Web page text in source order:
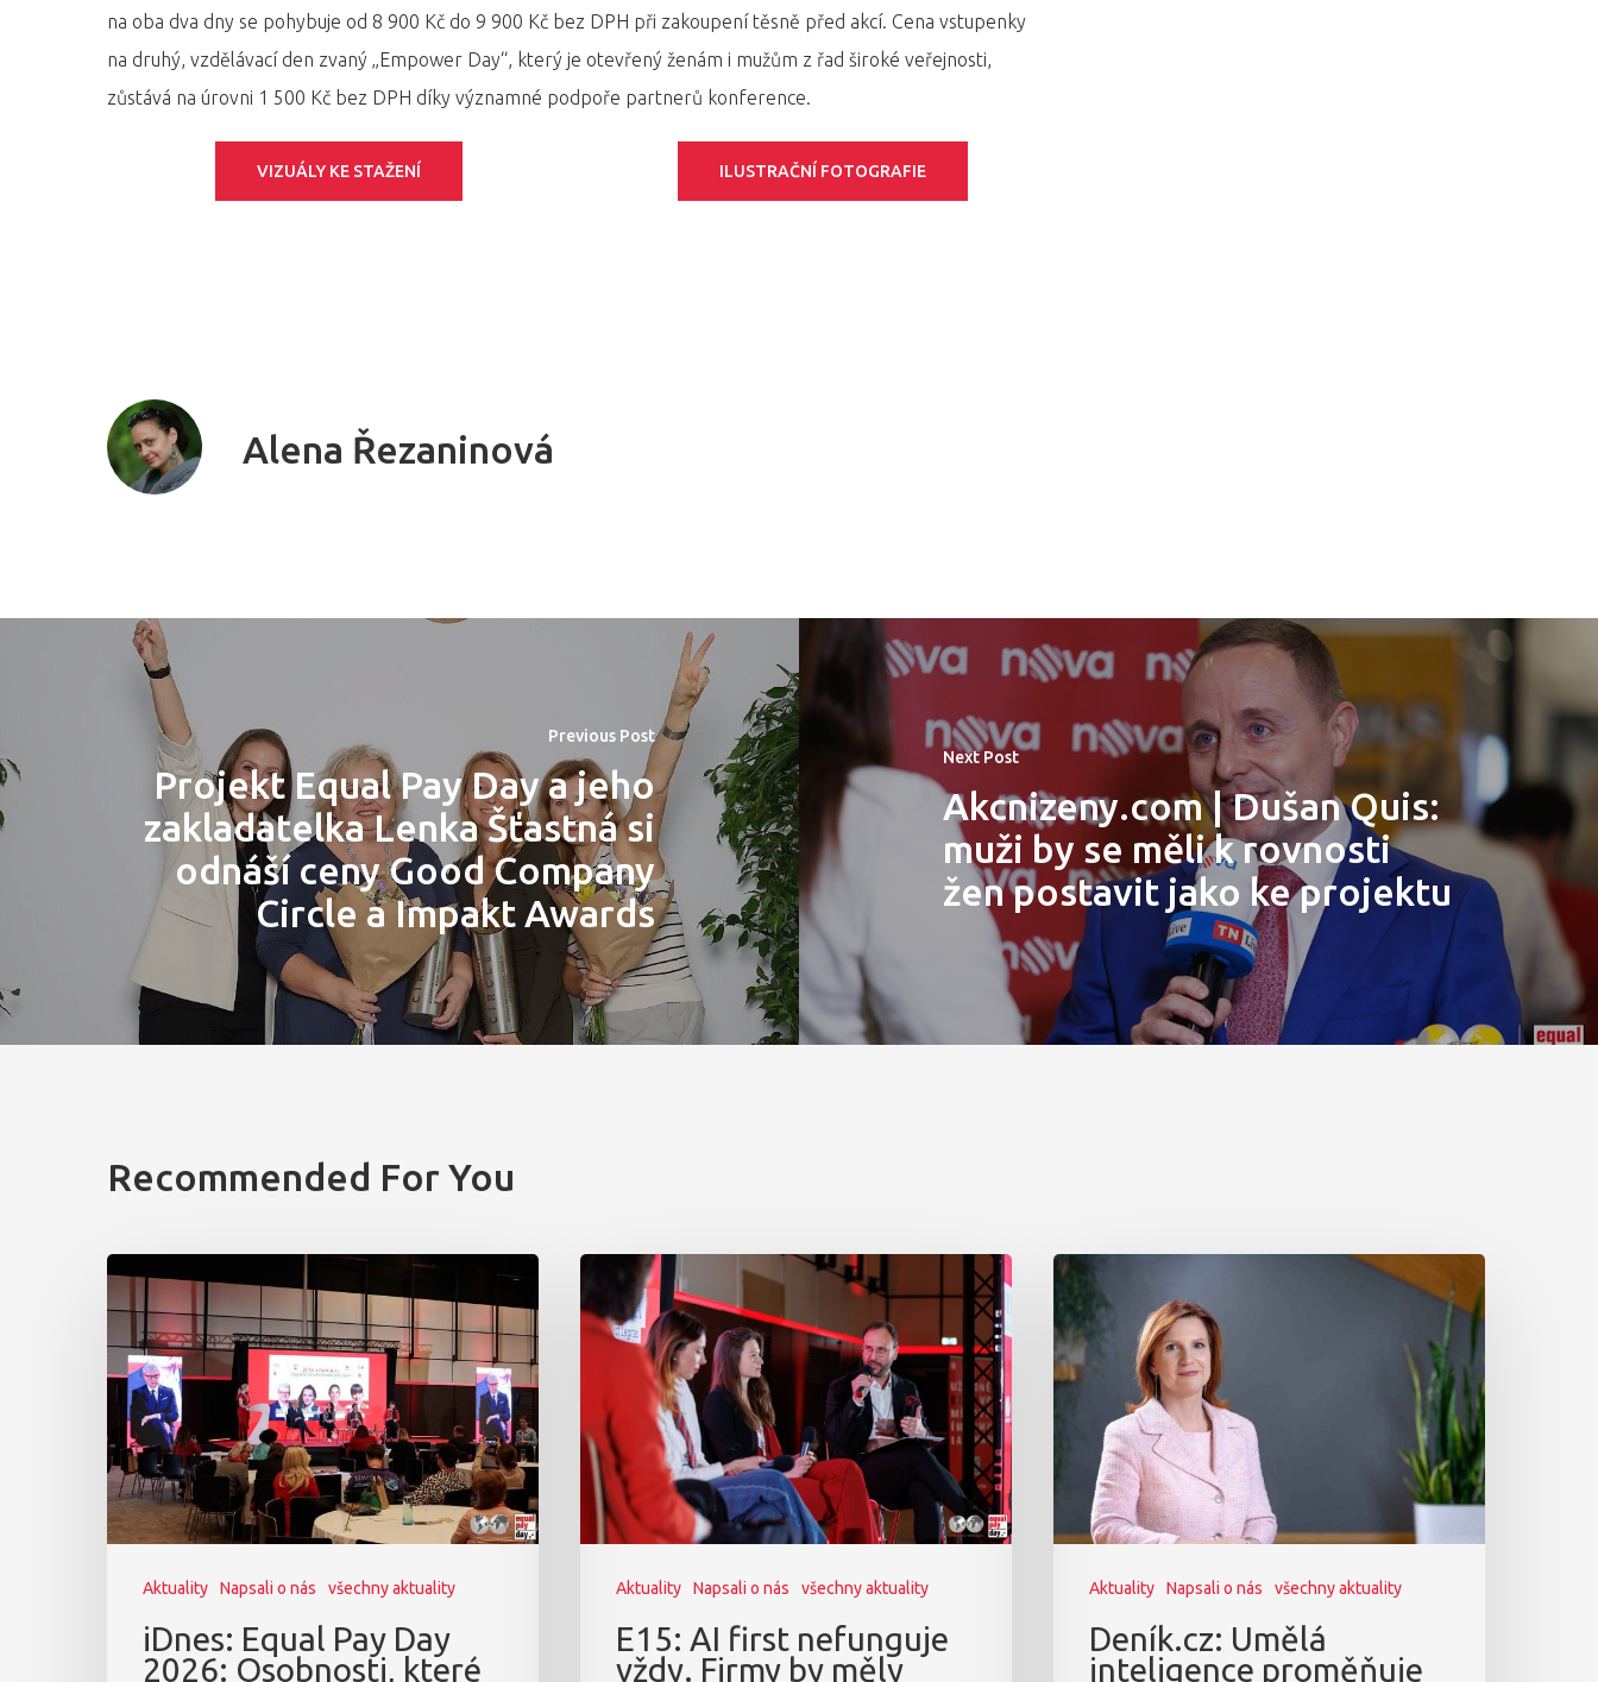
na oba dva dny se pohybuje od 8 900 Kč do 9 900 Kč bez DPH při zakoupení těsně před akcí. Cena vstupenky
na druhý, vzdělávací den zvaný „Empower Day“, který je otevřený ženám i mužům z řad široké veřejnosti,
zůstává na úrovni 1 500 Kč bez DPH díky významné podpoře partnerů konference.
VIZUÁLY KE STAŽENÍ ILUSTRAČNÍ FOTOGRAFIE
Alena Řezaninová
Previous Post
Projekt Equal Pay Day a jeho
zakladatelka Lenka Šťastná si
odnáší ceny Good Company
Circle a Impakt Awards
Next Post
Akcnizeny.com | Dušan Quis:
muži by se měli k rovnosti
žen postavit jako ke projektu
Recommended For You
Aktuality Napsali o nás všechny aktuality
iDnes: Equal Pay Day
2026: Osobnosti, které
Aktuality Napsali o nás všechny aktuality
E15: AI first nefunguje
vždy. Firmy by měly
Aktuality Napsali o nás všechny aktuality
Deník.cz: Umělá
inteligence proměňuje